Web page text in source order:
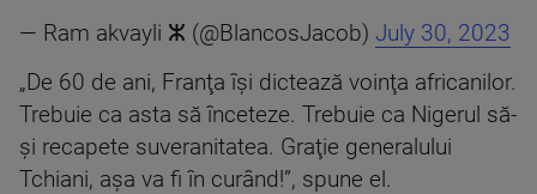
— Ram akvayli ⵣ (@BlancosJacob) July 30, 2023
„De 60 de ani, Franţa îşi dictează voinţa africanilor.
Trebuie ca asta să înceteze. Trebuie ca Nigerul să-
şi recapete suveranitatea. Graţie generalului
Tchiani, aşa va fi în curând!”, spune el.